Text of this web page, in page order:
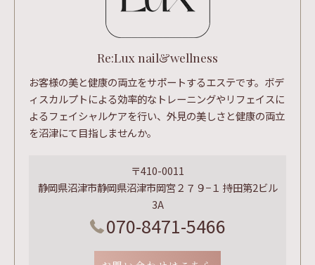
Re:Lux nail&wellness
お客様の美と健康の両立をサポートするエステです。ボデ
ィスカルプトによる効率的なトレーニングやリフェイスに
よるフェイシャルケアを行い、外見の美しさと健康の両立
を沼津にて目指しませんか。
〒410-0011
静岡県沼津市静岡県沼津市岡宮２７９−１ 持田第2ビル
3A
070-8471-5466